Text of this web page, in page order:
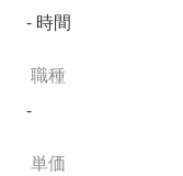
- 時間
職種
-
単価